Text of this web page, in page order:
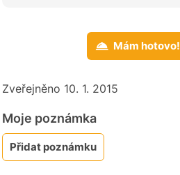
Mám hotovo!
Zveřejněno 10. 1. 2015
Moje poznámka
Přidat poznámku